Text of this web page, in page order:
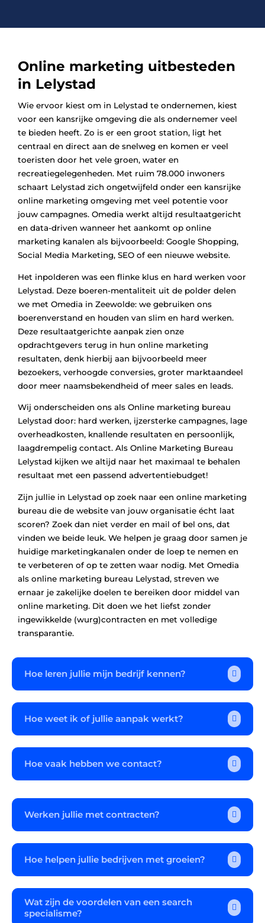
Online marketing uitbesteden
in Lelystad
Wie ervoor kiest om in Lelystad te ondernemen, kiest
voor een kansrijke omgeving die als ondernemer veel
te bieden heeft. Zo is er een groot station, ligt het
centraal en direct aan de snelweg en komen er veel
toeristen door het vele groen, water en
recreatiegelegenheden. Met ruim 78.000 inwoners
schaart Lelystad zich ongetwijfeld onder een kansrijke
online marketing omgeving met veel potentie voor
jouw campagnes. Omedia werkt altijd resultaatgericht
en data-driven wanneer het aankomt op online
marketing kanalen als bijvoorbeeld: Google Shopping,
Social Media Marketing, SEO of een nieuwe website.
Het inpolderen was een flinke klus en hard werken voor
Lelystad. Deze boeren-mentaliteit uit de polder delen
we met Omedia in Zeewolde: we gebruiken ons
boerenverstand en houden van slim en hard werken.
Deze resultaatgerichte aanpak zien onze
opdrachtgevers terug in hun online marketing
resultaten, denk hierbij aan bijvoorbeeld meer
bezoekers, verhoogde conversies, groter marktaandeel
door meer naamsbekendheid of meer sales en leads.
Wij onderscheiden ons als Online marketing bureau
Lelystad door: hard werken, ijzersterke campagnes, lage
overheadkosten, knallende resultaten en persoonlijk,
laagdrempelig contact. Als Online Marketing Bureau
Lelystad kijken we altijd naar het maximaal te behalen
resultaat met een passend advertentiebudget!
Zijn jullie in Lelystad op zoek naar een online marketing
bureau die de website van jouw organisatie écht laat
scoren? Zoek dan niet verder en mail of bel ons, dat
vinden we beide leuk. We helpen je graag door samen je
huidige marketingkanalen onder de loep te nemen en
te verbeteren of op te zetten waar nodig. Met Omedia
als online marketing bureau Lelystad, streven we
ernaar je zakelijke doelen te bereiken door middel van
online marketing. Dit doen we het liefst zonder
ingewikkelde (wurg)contracten en met volledige
transparantie.
Hoe leren jullie mijn bedrijf kennen? 
Hoe weet ik of jullie aanpak werkt? 
Hoe vaak hebben we contact? 
Werken jullie met contracten? 
Hoe helpen jullie bedrijven met groeien? 
Wat zijn de voordelen van een search
specialisme?
